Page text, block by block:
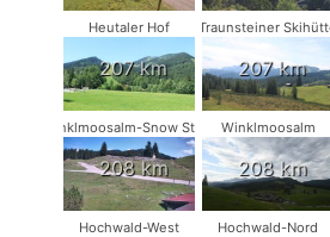
Heutaler Hof
207 km
Traunsteiner
207 km
Winklmoosalm-Snow Stake
208 km
Winklmoosalm
208 km
Hochwald-West Hochwald-Nord